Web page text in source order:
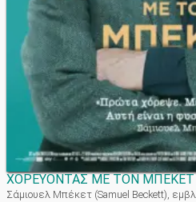
ΧΟΡΕΥΟΝΤΑΣ ΜΕ ΤΟΝ ΜΠΕΚΕΤ
Σάμιουελ Μπέκετ (Samuel Beckett),